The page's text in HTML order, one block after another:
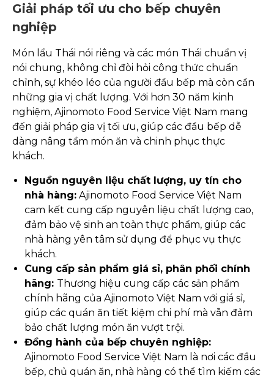
Giải pháp tối ưu cho bếp chuyên
nghiệp
Món lẩu Thái nói riêng và các món Thái chuẩn vị
nói chung, không chỉ đòi hỏi công thức chuẩn
chỉnh, sự khéo léo của người đầu bếp mà còn cần
những gia vị chất lượng. Với hơn 30 năm kinh
nghiệm, Ajinomoto Food Service Việt Nam mang
đến giải pháp gia vị tối ưu, giúp các đầu bếp dễ
dàng nâng tầm món ăn và chinh phục thực
khách.
Nguồn nguyên liệu chất lượng, uy tín cho
nhà hàng: Ajinomoto Food Service Việt Nam
cam kết cung cấp nguyên liệu chất lượng cao,
đảm bảo vệ sinh an toàn thực phẩm, giúp các
nhà hàng yên tâm sử dụng để phục vụ thực
khách.
Cung cấp sản phẩm giá sỉ, phân phối chính
hãng: Thương hiệu cung cấp các sản phẩm
chính hãng của Ajinomoto Việt Nam với giá sỉ,
giúp các quán ăn tiết kiệm chi phí mà vẫn đảm
bảo chất lượng món ăn vượt trội.
Đồng hành của bếp chuyên nghiệp:
Ajinomoto Food Service Việt Nam là nơi các đầu
bếp, chủ quán ăn, nhà hàng có thể tìm kiếm các